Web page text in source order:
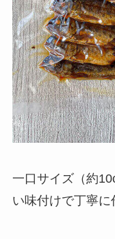
一口サイズ（約
い味付けで丁寧に